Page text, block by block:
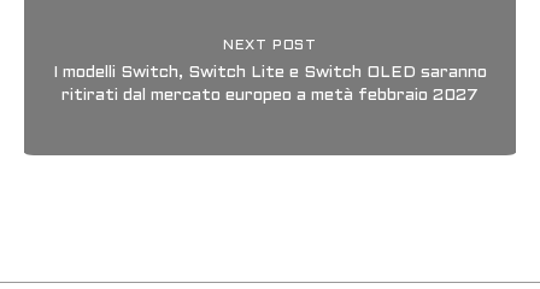
NEXT POST
I modelli Switch, Switch Lite e Switch OLED saranno
ritirati dal mercato europeo a metà febbraio 2027